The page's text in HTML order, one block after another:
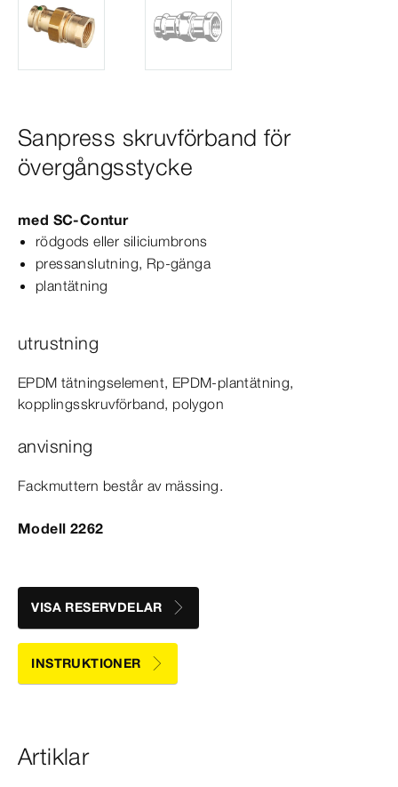
Sanpress skruvförband för
övergångsstycke
med SC‑Contur
rödgods eller siliciumbrons
pressanslutning, Rp-​gänga
plantätning
utrustning
EPDM tätningselement, EPDM-​plantätning,
kopplingsskruvförband, polygon
anvisning
Fackmuttern består av mässing.
Modell 2262
VISA RESERVDELAR
INSTRUKTIONER
Artiklar